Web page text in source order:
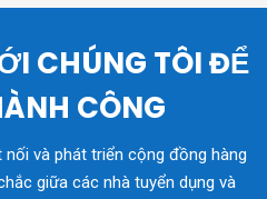
CHÚNG TÔI ĐỂ
CÔNG
và phát triển cộng đồng hàng
giữa các nhà tuyển dụng và